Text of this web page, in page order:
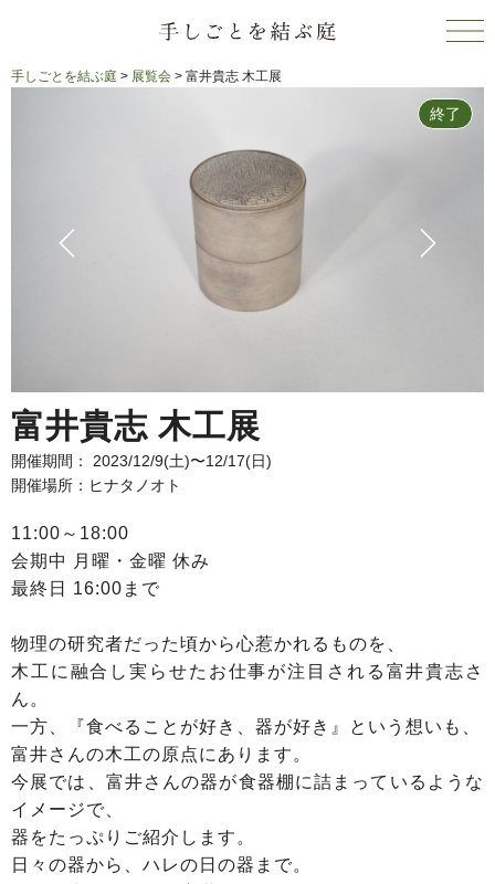
手しごとを結ぶ庭 > 展覧会 > 富井貴志 木工展
終了
富井貴志 木工展
開催期間： 2023/12/9(土)〜12/17(日)
開催場所：ヒナタノオト
11:00～18:00
会期中 月曜・金曜 休み
最終日 16:00まで
物理の研究者だった頃から心惹かれるものを、
木工に融合し実らせたお仕事が注目される富井貴志さ
ん。
一方、『食べることが好き、器が好き』という想いも、
富井さんの木工の原点にあります。
今展では、富井さんの器が食器棚に詰まっているような
イメージで、
器をたっぷりご紹介します。
日々の器から、ハレの日の器まで。